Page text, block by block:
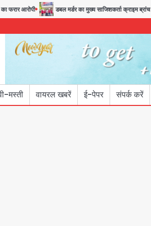
आरोपी डबल मर्डर का मुख्य साजिशकर्ता क्राइम ब्रांच
मस्ती वायरल खबरें ई-पेपर संपर्क करें